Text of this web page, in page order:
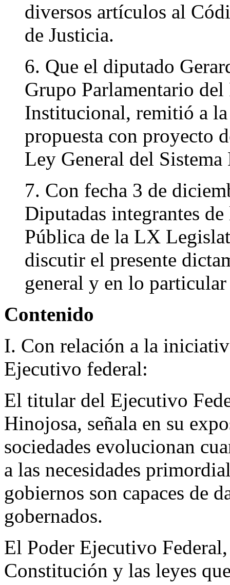
diversos artículos al
de Justicia.
6. Que el diputado
Grupo Parlamentario
Institucional, remitió a
propuesta con proyecto
Ley General del
7. Con fecha 3 de
Diputadas integrantes
Pública de la LX
discutir el presente
general y en lo
Contenido
I. Con relación a la
Ejecutivo federal:
El titular del Ejecutivo
Hinojosa, señala en su
sociedades evolucionan
a las necesidades
gobiernos son capaces de
gobernados.
El Poder Ejecutivo
Constitución y las leyes